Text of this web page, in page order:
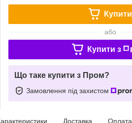
Купити
або
Купити з
Що таке купити з Пром?
Замовлення під захистом
Доставка Оплата